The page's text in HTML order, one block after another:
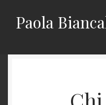
Vai
alla
Vai
al
Paola
menu